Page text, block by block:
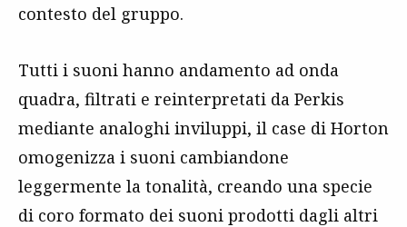
contesto del gruppo.
Tutti i suoni hanno andamento ad onda
quadra, filtrati e reinterpretati da Perkis
mediante analoghi inviluppi, il case di Horton
omogenizza i suoni cambiandone
leggermente la tonalità, creando una specie
di coro formato dei suoni prodotti dagli altri